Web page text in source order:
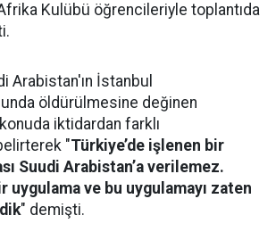
Kulübü öğrencileriyle toplantıda
Arabistan'ın İstanbul
öldürülmesine değinen
iktidardan farklı
"Türkiye’de işlenen bir
Suudi Arabistan’a verilemez.
uygulama ve bu uygulamayı zaten
" demişti.